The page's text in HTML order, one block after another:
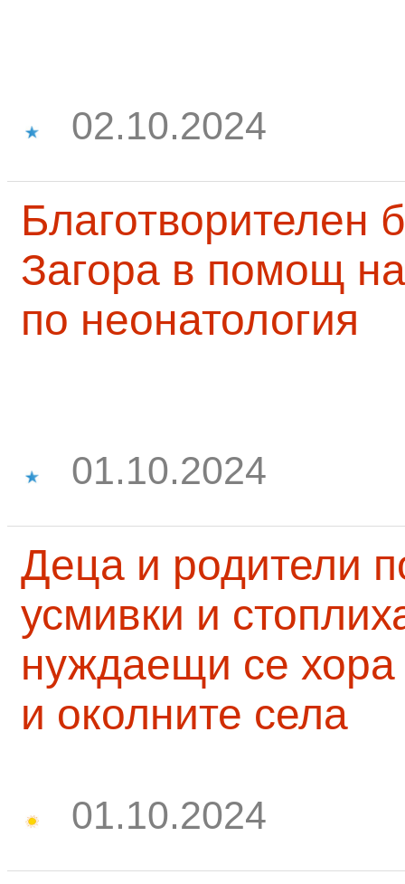
02.10.2024
Благотворителен
Загора в помощ
по неонатология
01.10.2024
Деца и родители
усмивки и
нуждаещи се
и околните села
01.10.2024